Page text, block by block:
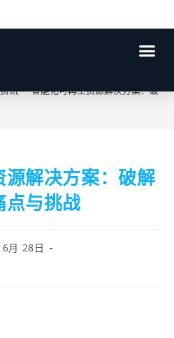
讯 > 智能化可再生资源解决方案：破解
解决方案：破解
点与挑战
月 28日